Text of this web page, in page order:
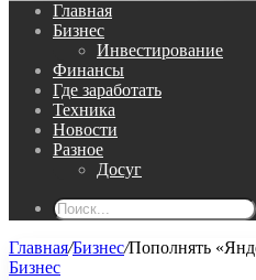
Главная
Бизнес
Инвестирование
Финансы
Где заработать
Техника
Новости
Разное
Досуг
Главная/Бизнес/Пополнять
Бизнес